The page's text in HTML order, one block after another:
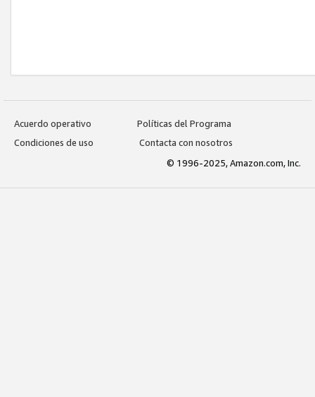
Acuerdo operativo
Políticas del Programa
Condiciones de uso
Contacta con nosotros
© 1996-2025, Amazon.com, Inc.